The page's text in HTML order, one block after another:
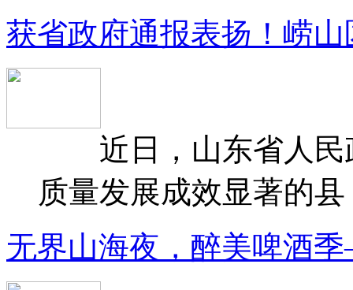
获省政府通报表扬！崂
近日，山东省人民
质量发展成效显著的
无界山海夜，醉美啤酒